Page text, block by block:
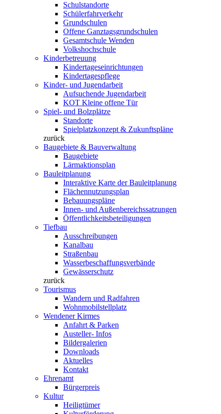
Schulstandorte
Schülerfahrverkehr
Grundschulen
Offene Ganztagsgrundschulen
Gesamtschule Wenden
Volkshochschule
Kinderbetreuung
Kindertageseinrichtungen
Kindertagespflege
Kinder- und Jugendarbeit
Aufsuchende Jugendarbeit
KOT Kleine offene Tür
Spiel- und Bolzplätze
Standorte
Spielplatzkonzept & Zukunftspläne
zurück
Baugebiete & Bauverwaltung
Baugebiete
Lärmaktionsplan
Bauleitplanung
Interaktive Karte der Bauleitplanung
Flächennutzungsplan
Bebauungspläne
Innen- und Außenbereichssatzungen
Öffentlichkeitsbeteiligungen
Tiefbau
Ausschreibungen
Kanalbau
Straßenbau
Wasserbeschaffungsverbände
Gewässerschutz
zurück
Tourismus
Wandern und Radfahren
Wohnmobilstellplatz
Wendener Kirmes
Anfahrt & Parken
Austeller- Infos
Bildergalerien
Downloads
Aktuelles
Kontakt
Ehrenamt
Bürgerpreis
Kultur
Heiligtümer